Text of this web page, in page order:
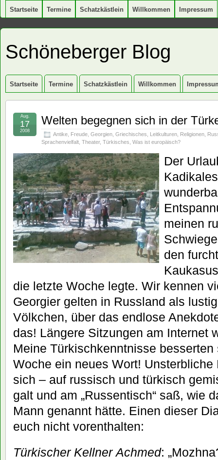
Startseite Termine Schatzkästlein Willkommen Impressum
Schöneberger Blog
Startseite Termine Schatzkästlein Willkommen
Welten begegnen sich in der
Antike Freude Georgien Griechisches Leitkulturen Religionen
Sprachenvielfalt Theater, Türkisches Was ist europäisch?
Aug.
17
2008
Der
meinen
den
die letzte Woche legte. Wir kennen
Georgier gelten in Russland als
Völkchen, über das endlose
das! Längere Sitzungen am Internet
Meine Türkischkenntnisse
Woche ein neues Wort!
sich – auf russisch und türkisch
galt und am „Russentisch“ saß, wie
Mann genannt hätte. Einen dieser
euch nicht vorenthalten:
Türkischer Kellner Achmed: